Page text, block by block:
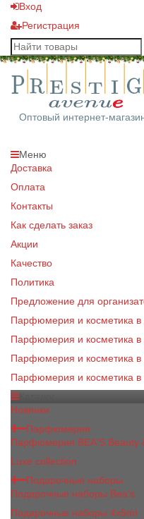
Вход
Регистрация
Оптовый интернет-
Меню
Доставка
Оплата
Контакты
Как сделать заказ
Акции
Качество
Политика
Предложение для
Парфюмерия и косметика в
Парфюмерия и косметика в
Парфюмерия и косметика в
Парфюмерия и косметика в
Новинки
Парфюмерия
Парфюмерия BEA'S Beauty
Luxe collection
Подарочные наборы
Подарочные наборы Bea's
Подарочные наборы 4х5ml